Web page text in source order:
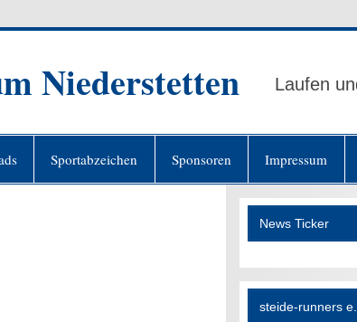
Niederstetten Laufen
Sportabzeichen Sponsoren Impressum
News Ticker
steide-runners